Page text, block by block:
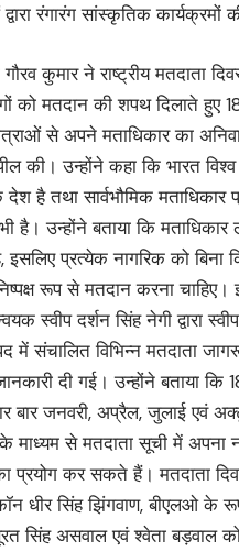
रंगारंग सांस्कृतिक कार्यक्रमों
गौरव कुमार ने राष्ट्रीय मतदाता
को मतदान की शपथ दिलाते हुए
से अपने मताधिकार का
की। उन्होंने कहा कि भारत
है तथा सार्वभौमिक मताधिकार
है। उन्होंने बताया कि मताधिकार
इसलिए प्रत्येक नागरिक को बिना
रूप से मतदान करना
स्वीप दर्शन सिंह नेगी द्वारा
में संचालित विभिन्न मतदाता
दी गई। उन्होंने बताया कि
बार जनवरी, अप्रैल, जुलाई एवं
माध्यम से मतदाता सूची में अपना
प्रयोग कर सकते हैं। मतदाता
धीर सिंह झिंगवाण, बीएलओ के
सिंह असवाल एवं श्वेता बड़वाल